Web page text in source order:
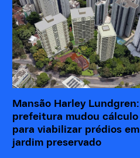
Mansão Harley Lundgren:
prefeitura mudou cálculo
para viabilizar prédios em
jardim preservado